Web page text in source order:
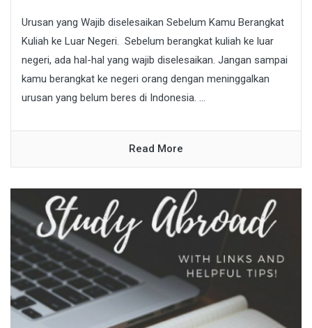
Urusan yang Wajib diselesaikan Sebelum Kamu Berangkat
Kuliah ke Luar Negeri. Sebelum berangkat kuliah ke luar
negeri, ada hal-hal yang wajib diselesaikan. Jangan sampai
kamu berangkat ke negeri orang dengan meninggalkan
urusan yang belum beres di Indonesia. ...
Read More